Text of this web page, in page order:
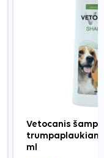
Vetocanis
ml